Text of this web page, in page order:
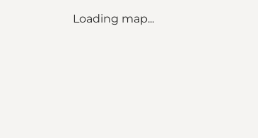
Loading map...